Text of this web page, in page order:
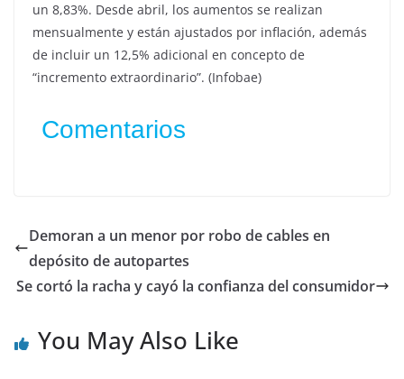
un 8,83%. Desde abril, los aumentos se realizan
mensualmente y están ajustados por inflación, además
de incluir un 12,5% adicional en concepto de
“incremento extraordinario”. (Infobae)
Comentarios
Demoran a un menor por robo de cables en
depósito de autopartes
Se cortó la racha y cayó la confianza del consumidor
You May Also Like